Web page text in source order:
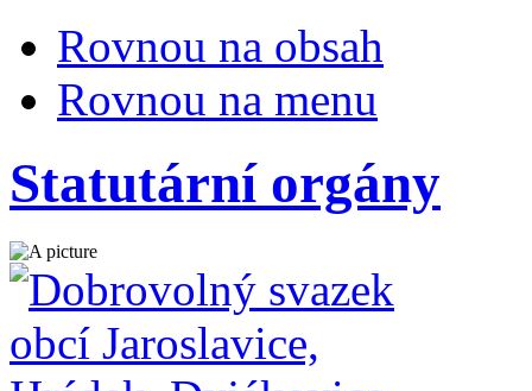
Rovnou na obsah
Rovnou na menu
Statutární orgány